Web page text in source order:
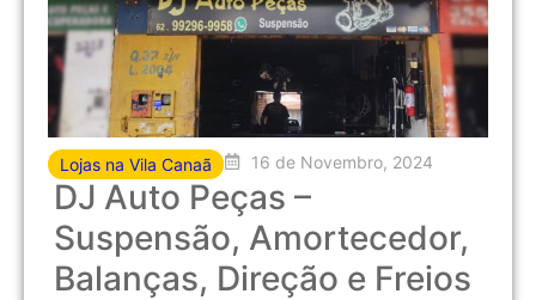
Lojas na Vila Canaã 16 de Novembro, 2024
DJ Auto Peças –
Suspensão, Amortecedor,
Balanças, Direção e Freios